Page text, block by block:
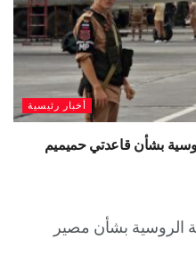
أخبار رئيسية
بشأن قاعدتي حميميم
الروسية بشأن مصير